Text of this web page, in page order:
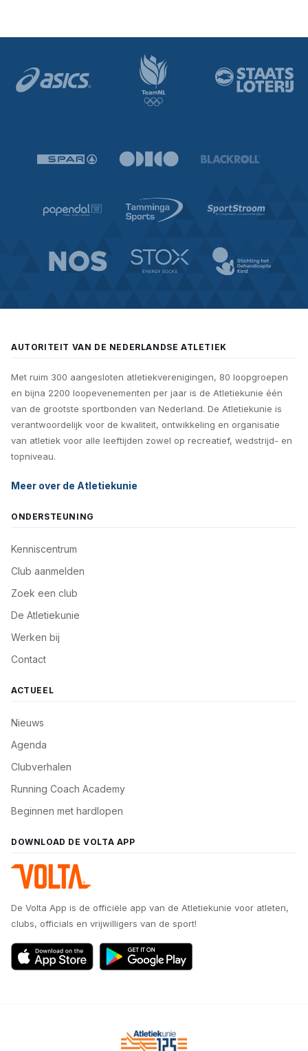
AUTORITEIT VAN DE NEDERLANDSE ATLETIEK
Met ruim 300 aangesloten atletiekverenigingen, 80 loopgroepen
en bijna 2200 loopevenementen per jaar is de Atletiekunie één
van de grootste sportbonden van Nederland. De Atletiekunie is
verantwoordelijk voor de kwaliteit, ontwikkeling en organisatie
van atletiek voor alle leeftijden zowel op recreatief, wedstrijd- en
topniveau.
Meer over de Atletiekunie
ONDERSTEUNING
Kenniscentrum
Club aanmelden
Zoek een club
De Atletiekunie
Werken bij
Contact
ACTUEEL
Nieuws
Agenda
Clubverhalen
Running Coach Academy
Beginnen met hardlopen
DOWNLOAD DE VOLTA APP
De Volta App is de officiële app van de Atletiekunie voor atleten,
clubs, officials en vrijwilligers van de sport!